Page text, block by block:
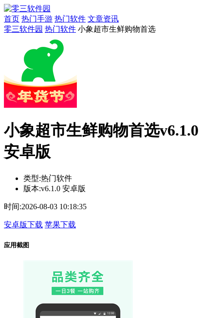
首页 热门手游 热门软件 文章资讯
零三软件园 热门软件 小象超市生鲜购物首选
小象超市生鲜购物首选v6.1.0
安卓版
类型:热门软件
版本:v6.1.0 安卓版
时间:2026-08-03 10:18:35
安卓版下载 苹果下载
应用截图